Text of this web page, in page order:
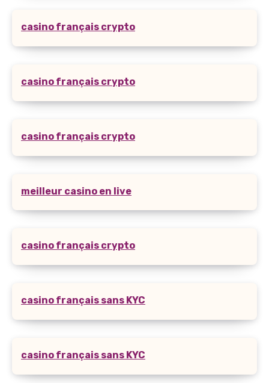
casino français crypto
casino français crypto
casino français crypto
meilleur casino en live
casino français crypto
casino français sans KYC
casino français sans KYC